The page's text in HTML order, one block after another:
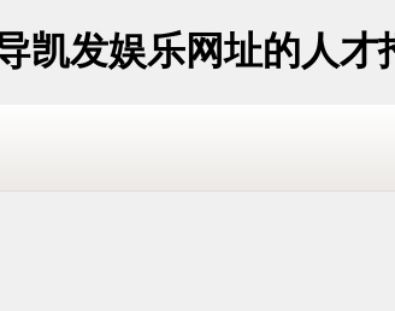
凯发娱乐网址的人